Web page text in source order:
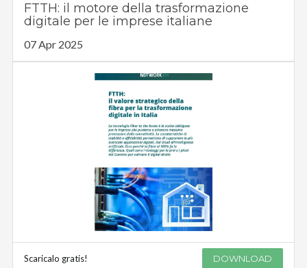
FTTH: il motore della trasformazione
digitale per le imprese italiane
07 Apr 2025
Scaricalo gratis! DOWNLOAD